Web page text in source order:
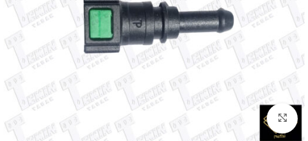
برای بزرگنمایی کلیک کنید